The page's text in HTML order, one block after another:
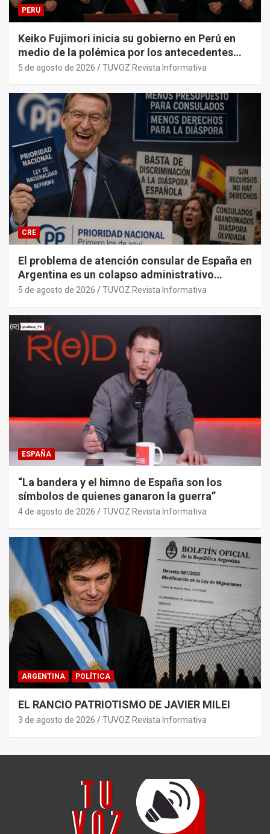
PERU
Keiko Fujimori inicia su gobierno en Perú en
medio de la polémica por los antecedentes
penales de su primer gabinete ministerial.
5 de agosto de 2026 TUVOZ Revista Informativa
CRE
El problema de atención consular de España en
Argentina es un colapso administrativo
histórico y sistémico provocado por el PP y
5 de agosto de 2026 TUVOZ Revista Informativa
ESPAÑA
“La bandera y el himno de España son los
símbolos de quienes ganaron la guerra”
4 de agosto de 2026 TUVOZ Revista Informativa
ARGENTINA POLÍTICA
EL RANCIO PATRIOTISMO DE JAVIER MILEI
3 de agosto de 2026 TUVOZ Revista Informativa